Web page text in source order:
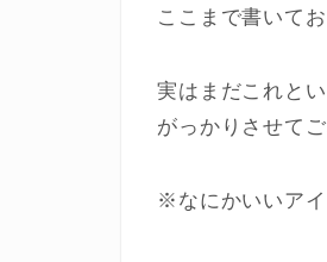
ここまで書いて
実はまだこれと
がっかりさせて
※なにかいいアイ